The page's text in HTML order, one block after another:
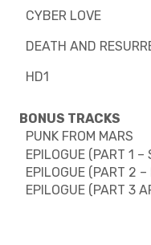
CYBER
DEATH AND
HD1
BONUS TRACKS
PUNK FROM
EPILOGUE (PART 1
EPILOGUE (PART 2
EPILOGUE